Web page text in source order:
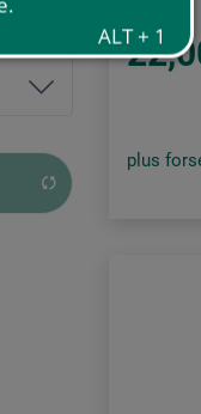
plus